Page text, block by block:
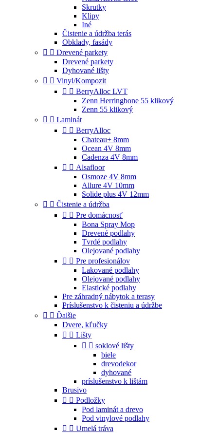
Skrutky
Klipy
Iné
Čistenie a údržba terás
Obklady, fasády
  Drevené parkety
Drevené parkety
Dyhované lišty
  Vinyl/Kompozit
  BerryAlloc LVT
Zenn Herringbone 55 klikový
Zenn 55 klikový
  Laminát
  BerryAlloc
Chateau+ 8mm
Ocean 4V 8mm
Cadenza 4V 8mm
  Alsafloor
Osmoze 4V 8mm
Allure 4V 10mm
Solide plus 4V 12mm
  Čistenie a údržba
  Pre domácnosť
Bona Spray Mop
Drevené podlahy
Tvrdé podlahy
Olejované podlahy
  Pre profesionálov
Lakované podlahy
Olejované podlahy
Elastické podlahy
Pre záhradný nábytok a terasy
Príslušenstvo k čisteniu a údržbe
  Ďalšie
Dvere, kľučky
  Lišty
  soklové lišty
biele
drevodekor
dyhované
príslušenstvo k lištám
Brusivo
  Podložky
Pod laminát a drevo
Pod vinylové podlahy
  Umelá tráva